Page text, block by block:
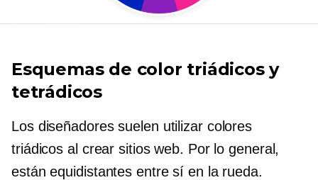
Esquemas de color triádicos y
tetrádicos
Los diseñadores suelen utilizar colores
triádicos al crear sitios web. Por lo general,
están equidistantes entre sí en la rueda.